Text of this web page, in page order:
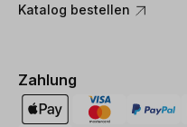
Katalog bestellen
Zahlung